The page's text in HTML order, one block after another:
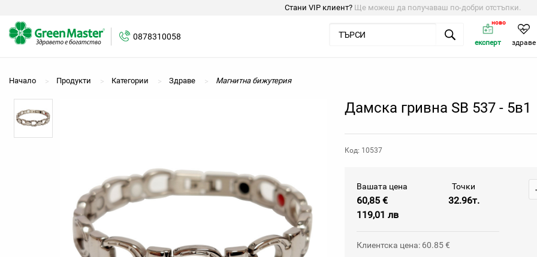
Стани VIP клиент? Ще можеш да получаваш по-добри отстъпки.
0878310058
експерт
ново
здраве
Начало Продукти Категории Здраве Магнитна бижутерия
Дамска гривна SB 537 - 5в1
Код: 10537
Вашата цена
60,85 €
119,01 лв
Точки
32.96т.
Клиентска цена: 60.85 €